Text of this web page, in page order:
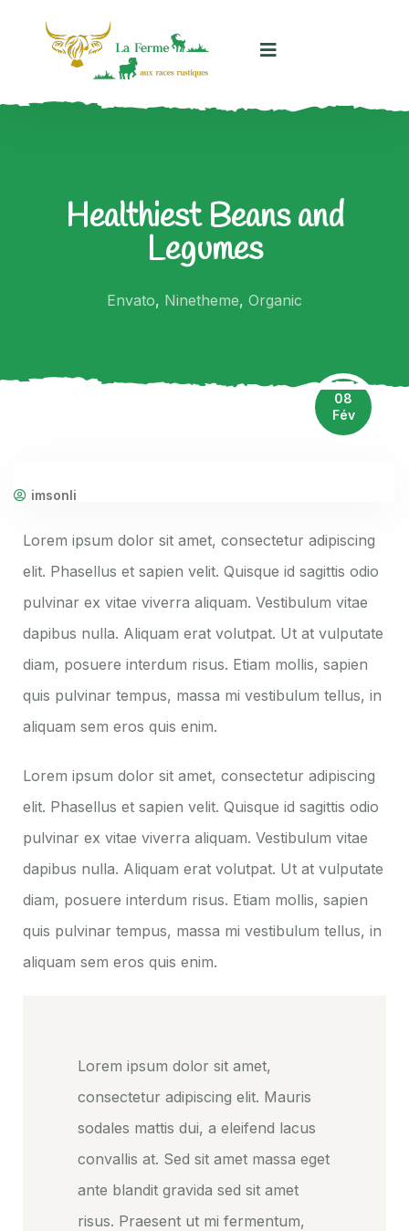
Healthiest Beans and
Legumes
Envato, Ninetheme, Organic
08
Fév
imsonli
Lorem ipsum dolor sit amet, consectetur adipiscing
elit. Phasellus et sapien velit. Quisque id sagittis odio
pulvinar ex vitae viverra aliquam. Vestibulum vitae
dapibus nulla. Aliquam erat volutpat. Ut at vulputate
diam, posuere interdum risus. Etiam mollis, sapien
quis pulvinar tempus, massa mi vestibulum tellus, in
aliquam sem eros quis enim.
Lorem ipsum dolor sit amet, consectetur adipiscing
elit. Phasellus et sapien velit. Quisque id sagittis odio
pulvinar ex vitae viverra aliquam. Vestibulum vitae
dapibus nulla. Aliquam erat volutpat. Ut at vulputate
diam, posuere interdum risus. Etiam mollis, sapien
quis pulvinar tempus, massa mi vestibulum tellus, in
aliquam sem eros quis enim.
Lorem ipsum dolor sit amet,
consectetur adipiscing elit. Mauris
sodales mattis dui, a eleifend lacus
convallis at. Sed sit amet massa eget
ante blandit gravida sed sit amet
risus. Praesent ut mi fermentum,